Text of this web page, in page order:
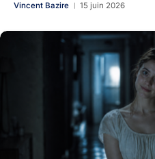
Vincent Bazire 15 juin 2026